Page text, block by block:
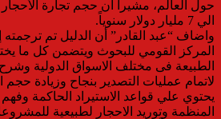
الي 7 مليار دولار سنوياً.
واضاف “عبد القادر” أن الدليل تم
المركز القومي للبحوث ويتضمن كل ما
الطبيعة فى مختلف الاسواق الدولية
لاتمام عمليات التصدير بنجاح وزيادة حجم
يحتوي علي قواعد الاستيراد الحاكمة وفهم
المنظمة وتوريد الاحجار لطبيعية